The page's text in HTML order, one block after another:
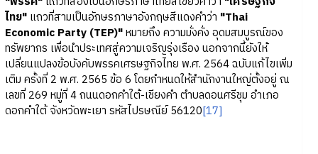
ไทย"แถวที่สามเป็นอักษรภาษาอังกฤษสีแดงคำว่า "Thai
Economic Party (TEP)"หมายถึง ความมั่งคั่ง อุดมสมบูรณ์ของ
ทรัพยากร เพื่อนำประเทศสู่ความเจริญรุ่งเรือง นอกจากนี้ยังให้
เปลี่ยนแปลงข้อบังคับพรรคเศรษฐกิจไทย พ.ศ. 2564 ฉบับแก้ไขเพิ่ม
เติม ครั้งที่ 2 พ.ศ. 2565 ข้อ 6 โดยกำหนดให้สำนักงานใหญ่ตั้งอยู่ ณ
เลขที่ 269 หมู่ที่ 4 ถนนดอกคำใต้-เชียงคำ ตำบลดอนศรีชุม อำเภอ
ดอกคำใต้ จังหวัดพะเยา รหัสไปรษณีย์ 56120[17]